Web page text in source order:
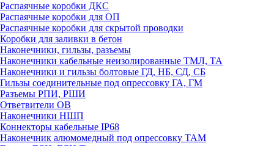
Распаячные коробки ДКС
Распаячные коробки для ОП
Распаячные коробки для скрытой проводки
Коробки для заливки в бетон
Наконечники, гильзы, разъемы
Наконечники кабельные неизолированные ТМЛ, ТА
Наконечники и гильзы болтовые ГД, НБ, СД, СБ
Гильзы соединительные под опрессовку ГА, ГМ
Разъемы РПИ, РШИ
Ответвители ОВ
Наконечники НШП
Коннекторы кабельные IP68
Наконечник алюмомедный под опрессовку ТАМ